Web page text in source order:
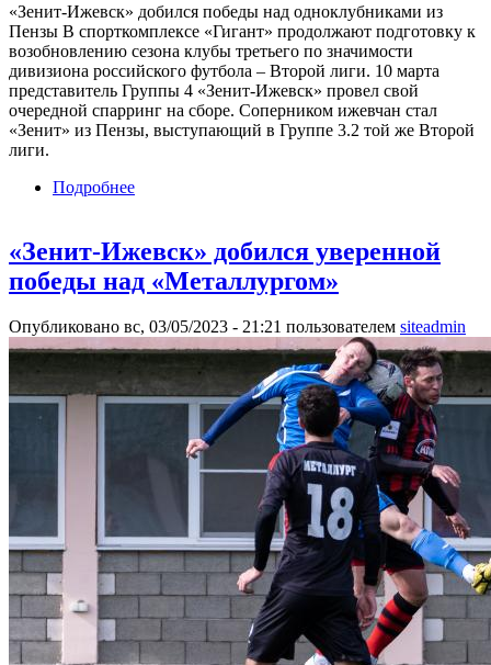
«Зенит-Ижевск» добился победы над одноклубниками из
Пензы В спорткомплексе «Гигант» продолжают подготовку к
возобновлению сезона клубы третьего по значимости
дивизиона российского футбола – Второй лиги. 10 марта
представитель Группы 4 «Зенит-Ижевск» провел свой
очередной спарринг на сборе. Соперником ижевчан стал
«Зенит» из Пензы, выступающий в Группе 3.2 той же Второй
лиги.
Подробнее
«Зенит-Ижевск» добился уверенной
победы над «Металлургом»
Опубликовано вс, 03/05/2023 - 21:21 пользователем siteadmin